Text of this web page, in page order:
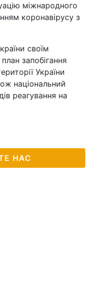
міжнародного
коронавірусу з
своїм
запобігання
України
національний
реагування на
НАС